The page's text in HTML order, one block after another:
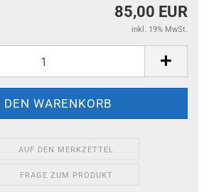
85,00 EUR
inkl. 19% MwSt.
AUF DEN MERKZETTEL
FRAGE ZUM PRODUKT